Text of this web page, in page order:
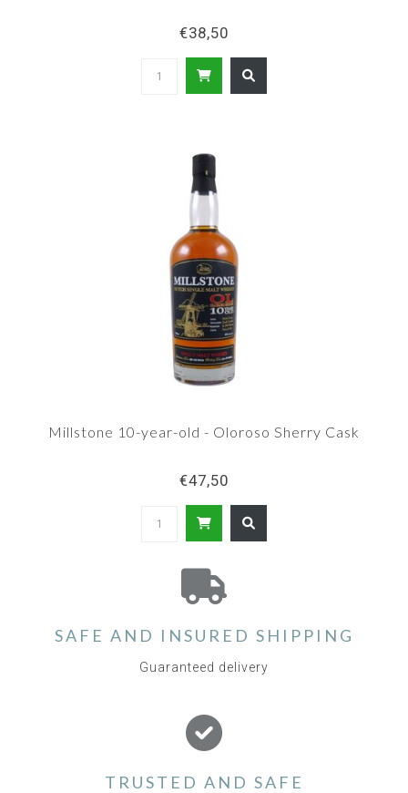
€38,50
Millstone 10-year-old - Oloroso Sherry Cask
€47,50
SAFE AND INSURED SHIPPING
Guaranteed delivery
TRUSTED AND SAFE